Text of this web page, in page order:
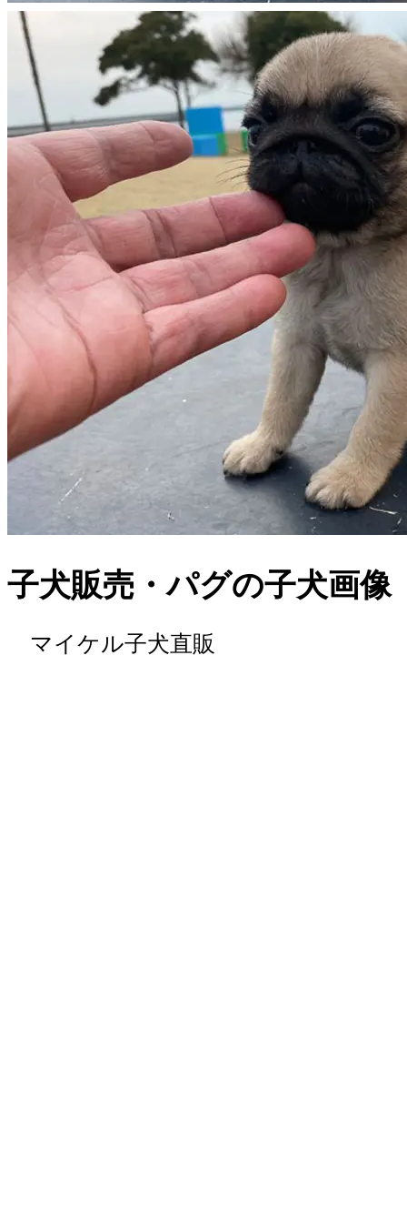
子犬販売・パグの子犬画像
マイケル子犬直販